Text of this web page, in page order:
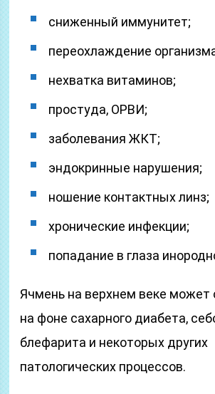
сниженный иммунитет;
переохлаждение
нехватка витаминов;
простуда, ОРВИ;
заболевания ЖКТ;
эндокринные нарушения;
ношение контактных линз;
хронические инфекции;
попадание в глаза
Ячмень на верхнем веке может
на фоне сахарного диабета,
блефарита и некоторых других
патологических процессов.